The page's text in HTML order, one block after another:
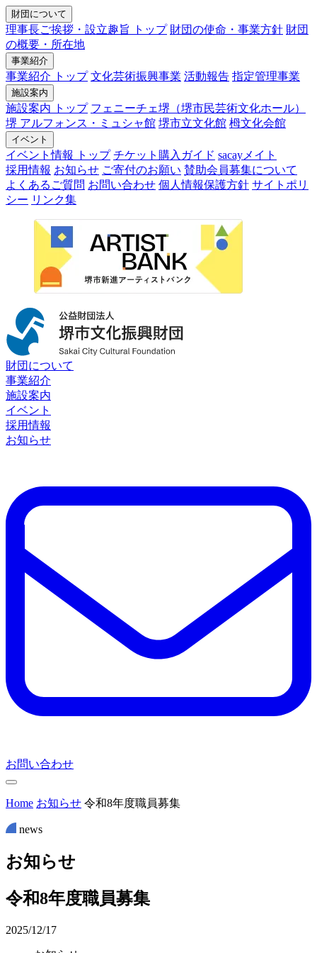
財団について
理事長ご挨拶・設立趣旨 トップ 財団の使命・事業方針 財団
の概要・所在地
事業紹介
事業紹介 トップ 文化芸術振興事業 活動報告 指定管理事業
施設案内
施設案内 トップ フェニーチェ堺（堺市民芸術文化ホール）
堺 アルフォンス・ミュシャ館 堺市立文化館 栂文化会館
イベント
イベント情報 トップ チケット購入ガイド sacayメイト
採用情報 お知らせ ご寄付のお願い 賛助会員募集について
よくあるご質問 お問い合わせ 個人情報保護方針 サイトポリ
シー リンク集
財団について
事業紹介
施設案内
イベント
採用情報
お知らせ
お問い合わせ
Home お知らせ 令和8年度職員募集
news
お知らせ
令和8年度職員募集
2025/12/17